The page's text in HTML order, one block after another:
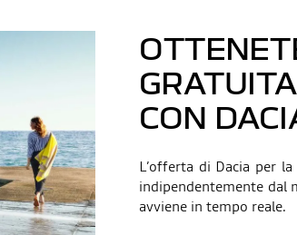
CON
L’offerta di Dacia per
indipendentemente dal
avviene in tempo reale.